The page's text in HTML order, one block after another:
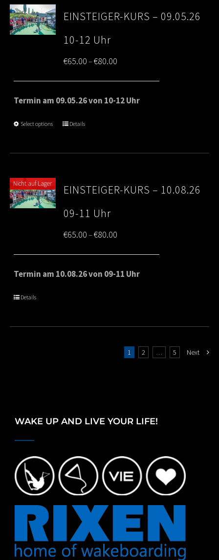
EINSTEIGER-KURS – 09.05.26
10-12 Uhr
€65.00–€80.00
range:
€65.00
Termin am 09.05.26 von 10-12 Uhr
Select options Details
Nicht auf Lager
EINSTEIGER-KURS – 10.08.26
09-11 Uhr
€65.00–€80.00
range:
€65.00
Termin am 10.08.26 von 09-11 Uhr
Details
1 2 … 5 Next
WAKE UP AND LIVE YOUR LIFE!